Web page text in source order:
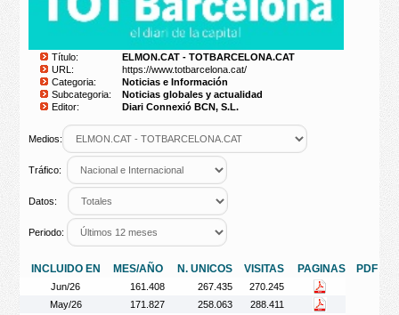
Título:
ELMON.CAT - TOTBARCELONA.CAT
URL:
https://www.totbarcelona.cat/
Categoria:
Noticias e Información
Subcategoria:
Noticias globales y actualidad
Editor:
Diari Connexió BCN, S.L.
Medios:
Tráfico:
Datos:
Periodo:
INCLUIDO EN MES/AÑO N. UNICOS VISITAS PAGINAS PDF
Jun/26 161.408 267.435
270.245
May/26
171.827 258.063
288.411